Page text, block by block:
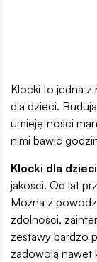
Klocki to jedna z
dla dzieci.
umiejętności
nimi bawić
Klocki dla
jakości. Od lat
Można z
zdolności,
zestawy bardzo
zadowolą nawet